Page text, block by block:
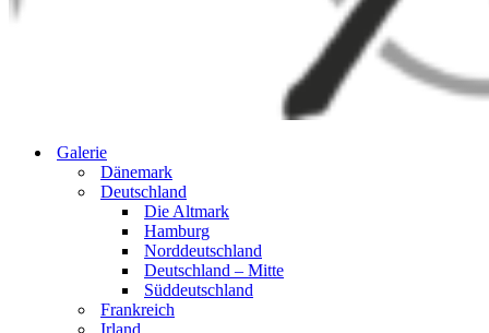
Galerie
Dänemark
Deutschland
Die Altmark
Hamburg
Norddeutschland
Deutschland – Mitte
Süddeutschland
Frankreich
Irland